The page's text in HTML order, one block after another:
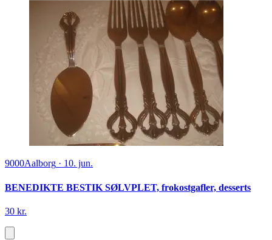
9000Aalborg · 10. jun.
BENEDIKTE BESTIK SØLVPLET, frokostgafler, desserts
30 kr.